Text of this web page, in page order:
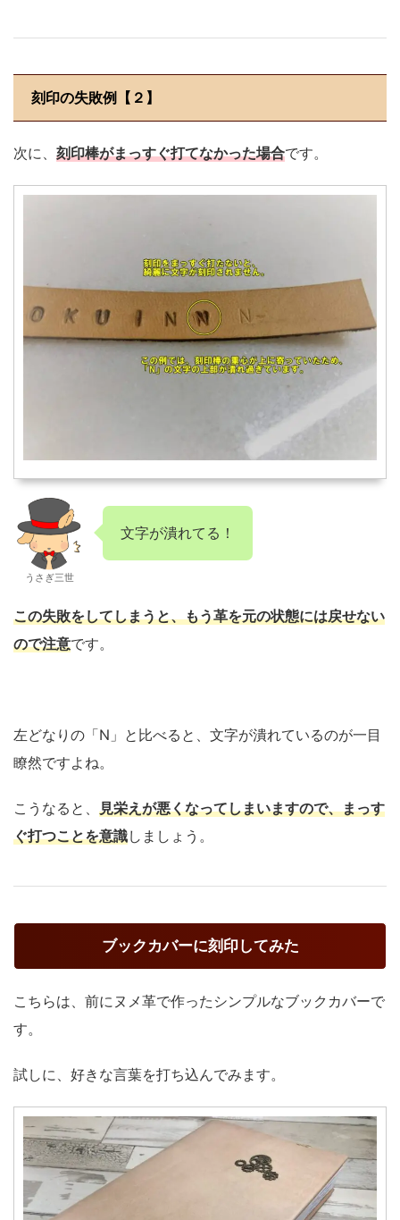
刻印の失敗例【２】
次に、 刻印棒がまっすぐ打てなかった場合です。
うさぎ三世
文字が潰れてる！
この失敗をしてしまうと、もう革を元の状態には戻せない
ので注意です。
左どなりの「N」と比べると、文字が潰れているのが一目
瞭然ですよね。
こうなると、 見栄えが悪くなってしまいますので、まっす
ぐ打つことを意識しましょう。
ブックカバーに刻印してみた
こちらは、前にヌメ革で作ったシンプルなブックカバーで
す。
試しに、好きな言葉を打ち込んでみます。